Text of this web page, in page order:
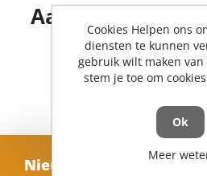
Aantal
Nieuwsbrief
Cookies Helpen ons
diensten te kunnen
gebruik wilt maken
stem je toe om
Ok
Meer